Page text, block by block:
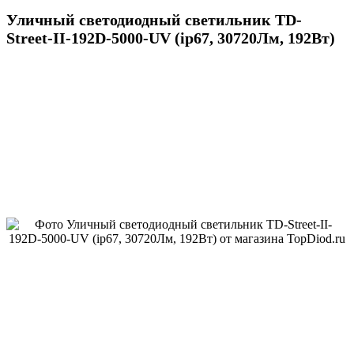
Уличный светодиодный светильник TD-
Street-II-192D-5000-UV (ip67, 30720Лм, 192Вт)